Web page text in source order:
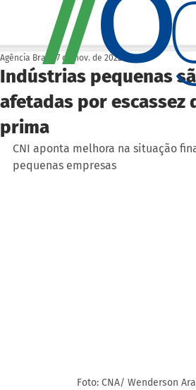
Indústrias pequenas
afetadas por escassez
prima
Agência Brasil 7 de nov. de 2022
CNI aponta melhora na situação
pequenas empresas
Foto: CNA/ Wenderson